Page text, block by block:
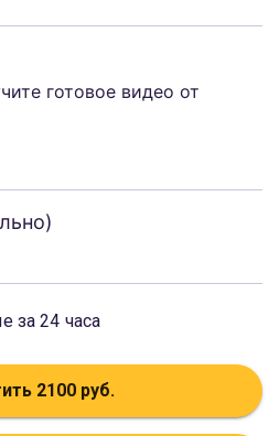
готовое видео от
за 24 часа
2100 руб.